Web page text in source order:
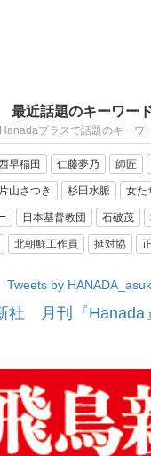
最近話題のキーワー
Hanadaプラスで話題のキーワ
早稲田 仁藤夢乃 師匠
片山さつき 杉田水脈 女た
日本基督教団 石破茂
北朝鮮工作員 挺対協
Tweets by
社 月刊『Hanada